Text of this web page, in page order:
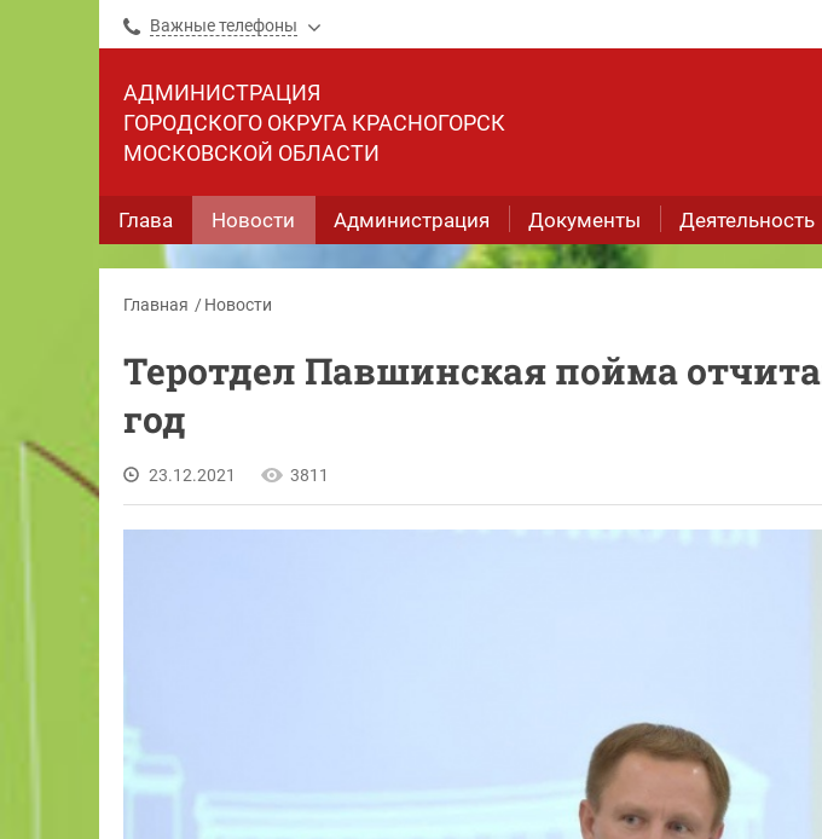
Важные телефоны
АДМИНИСТРАЦИЯ
ГОРОДСКОГО ОКРУГА КРАСНОГОРСК
МОСКОВСКОЙ ОБЛАСТИ
Глава Новости Администрация Документы Деятельность
Главная Новости
Теротдел Павшинская пойма
год
23.12.2021 3811